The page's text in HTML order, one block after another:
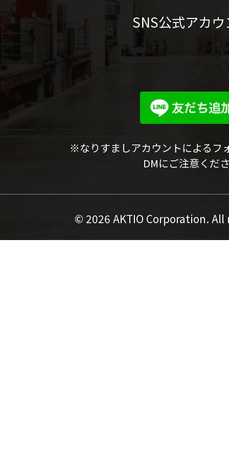
SNS公式アカ
※なりすましアカウントによるフ
DMにご注意くだ
© 2026 AKTIO Corporation.